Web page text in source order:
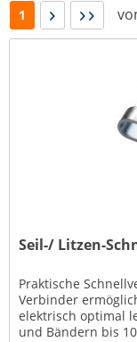
1
Seil-/ Litzen-
Praktische
Verbinder
elektrisch optimal
und Bändern bis